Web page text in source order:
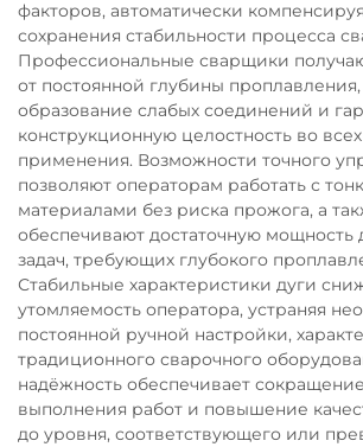
факторов, автоматически
сохранения стабильности процесса
Профессиональные сварщики
от постоянной глубины
образование слабых соединений и
конструкционную целостность во всех
применения. Возможности точного
позволяют операторам работать с
материалами без риска прожога, а
обеспечивают достаточную мощность
задач, требующих глубокого
Стабильные характеристики дуги
утомляемость оператора, устраняя
постоянной ручной настройки,
традиционного сварочного
надёжность обеспечивает
выполнения работ и повышение
до уровня, соответствующего или